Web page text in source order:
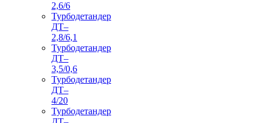
2,6/6
Турбодетандер
ДТ–
2,8/6,1
Турбодетандер
ДТ–
3,5/0,6
Турбодетандер
ДТ–
4/20
Турбодетандер